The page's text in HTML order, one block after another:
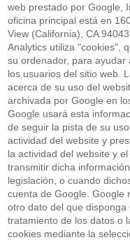
web prestado por Google,
oficina principal está en
View (California), CA
Analytics utiliza "cookies",
su ordenador, para ayudar
los usuarios del sitio web.
acerca de su uso del
archivada por Google en
Google usará esta
de seguir la pista de su
actividad del website y
la actividad del website y
transmitir dicha
legislación, o cuando
cuenta de Google. Google
otro dato del que
tratamiento de los datos o
cookies mediante la